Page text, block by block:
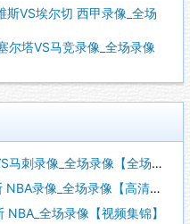
VS埃尔切 西甲录像_全场
塔VS马竞录像_全场录像
录像_全场录像【全场回放】
录像_全场录像【高清回放】
全场录像【视频集锦】